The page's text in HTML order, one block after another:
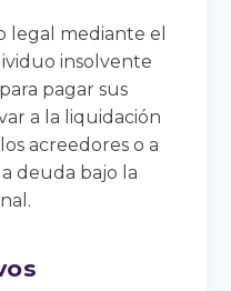
legal mediante el
insolvente
pagar sus
a la liquidación
acreedores o a
deuda bajo la